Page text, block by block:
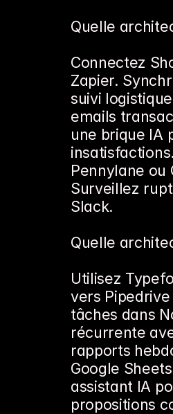
Quelle
Connectez
Zapier.
suivi
emails
une brique IA
Pennylane
Surveillez
Slack.
Quelle
Utilisez
vers
tâches dans
récurrente
rapports
Google
assistant IA
propositions